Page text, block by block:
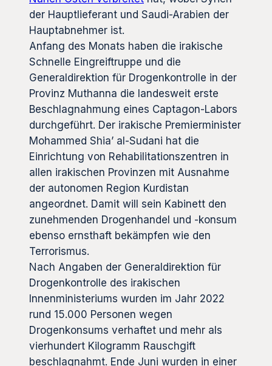
der Hauptlieferant und Saudi-Arabien der
Hauptabnehmer ist.
Anfang des Monats haben die irakische
Schnelle Eingreiftruppe und die
Generaldirektion für Drogenkontrolle in der
Provinz Muthanna die landesweit erste
Beschlagnahmung eines Captagon-Labors
durchgeführt. Der irakische Premierminister
Mohammed Shia’ al-Sudani hat die
Einrichtung von Rehabilitationszentren in
allen irakischen Provinzen mit Ausnahme
der autonomen Region Kurdistan
angeordnet. Damit will sein Kabinett den
zunehmenden Drogenhandel und -konsum
ebenso ernsthaft bekämpfen wie den
Terrorismus.
Nach Angaben der Generaldirektion für
Drogenkontrolle des irakischen
Innenministeriums wurden im Jahr 2022
rund 15.000 Personen wegen
Drogenkonsums verhaftet und mehr als
vierhundert Kilogramm Rauschgift
beschlagnahmt. Ende Juni wurden in einer